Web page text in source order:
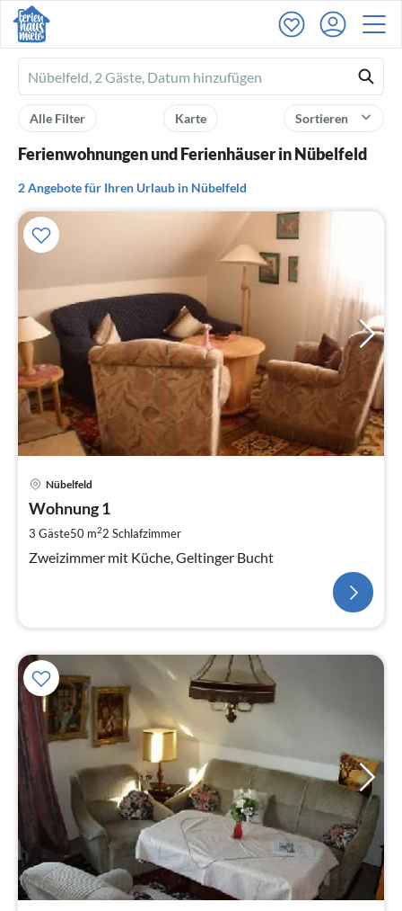
Ferienhausmiete
logo
Sortieren
Karte
Alle Filter
Ferienwohnungen und Ferienhäuser in Nübelfeld
2 Angebote für Ihren Urlaub in Nübelfeld
Nübelfeld
Wohnung 1
3 Gäste50 m22 Schlafzimmer
Zweizimmer mit Küche, Geltinger Bucht